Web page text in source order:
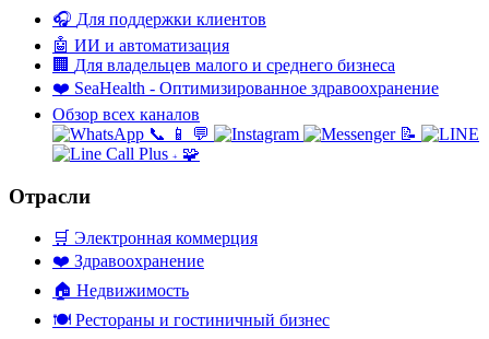
🎧 Для поддержки клиентов
🤖 ИИ и автоматизация
🏢 Для владельцев малого и среднего бизнеса
❤️ SeaHealth - Оптимизированное здравоохранение
Обзор всех каналов
📞
📱 💬 📝
+ 🧩
Отрасли
🛒 Электронная коммерция
❤️ Здравоохранение
🏠 Недвижимость
🍽️ Рестораны и гостиничный бизнес